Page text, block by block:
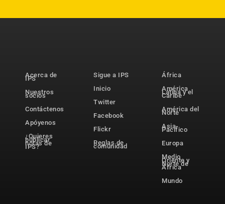
Acerca de
IPS
Nuestros
socios
Contáctenos
Apóyenos
¿Quieres
publicar
notas de
IPS?
Sigue a IPS
Inicio
Twitter
Facebook
Flickr
Reglas de
comunidad
África
América
Latina y el
Caribe
América del
Norte
Asia-
Pacífico
Europa
Medio
Oriente y
Norte de
África
Mundo